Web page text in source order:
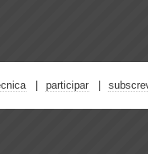
participar